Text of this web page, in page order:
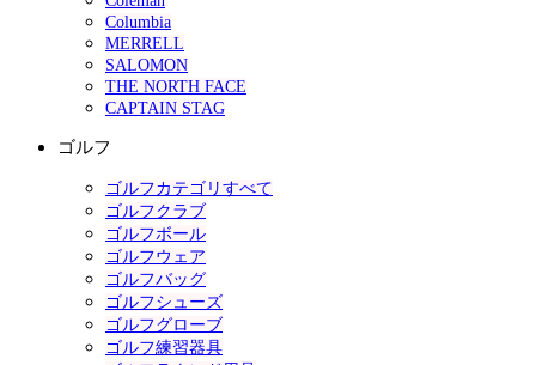
Columbia
MERRELL
SALOMON
THE NORTH FACE
CAPTAIN STAG
ゴルフ
ゴルフカテゴリすべて
ゴルフクラブ
ゴルフボール
ゴルフウェア
ゴルフバッグ
ゴルフシューズ
ゴルフグローブ
ゴルフ練習器具